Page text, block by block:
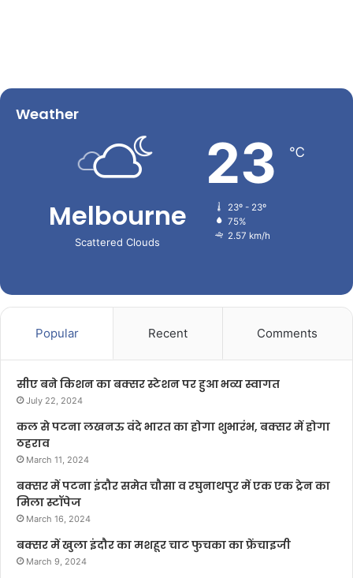
Weather
Melbourne
Scattered Clouds
23 ℃
23º - 23º
75%
2.57 km/h
Popular Recent Comments
सीए बने किशन का बक्सर स्टेशन पर हुआ भव्य स्वागत
July 22, 2024
कल से पटना लखनऊ वंदे भारत का होगा शुभारंभ, बक्सर में होगा
ठहराव
March 11, 2024
बक्सर में पटना इंदौर समेत चौसा व रघुनाथपुर में एक एक ट्रेन का
मिला स्टॉपेज
March 16, 2024
बक्सर में खुला इंदौर का मशहूर चाट फुचका का फ्रेंचाइजी
March 9, 2024